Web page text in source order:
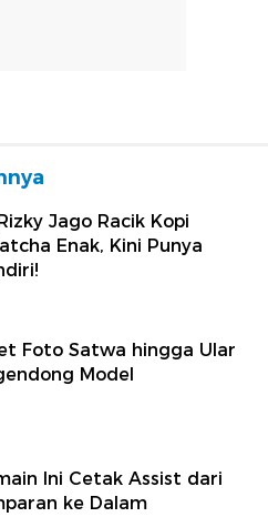
Jago Racik Kopi
Enak, Kini Punya
Foto Satwa hingga Ular
Model
Ini Cetak Assist dari
ke Dalam